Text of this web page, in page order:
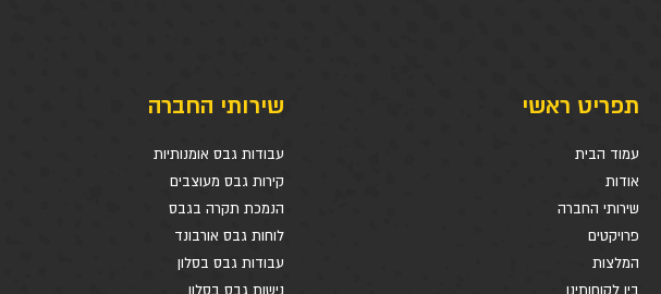
תפריט ראשי
עמוד הבית
אודות
שירותי החברה
פרויקטים
המלצות
בין לקוחותינו
שירותי החברה
עבודות גבס אומנותיות
קירות גבס מעוצבים
הנמכת תקרה בגבס
לוחות גבס אורבונד
עבודות גבס בסלון
נישות גבס בסלון